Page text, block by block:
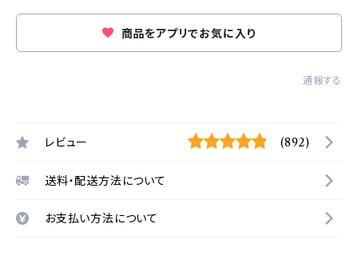
商品をアプリでお気に入り
通報する
レビュー (892)
送料・配送方法について
お支払い方法について